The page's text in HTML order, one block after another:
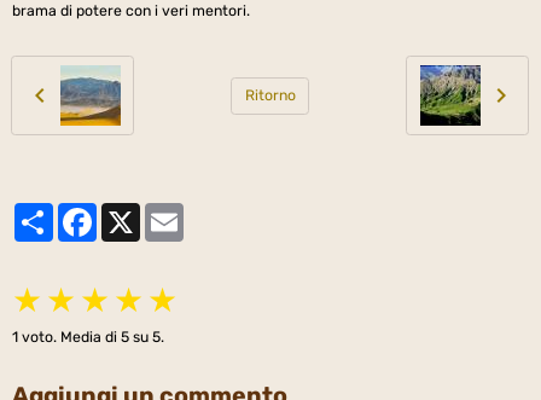
brama di potere con i veri mentori.
Ritorno
PartagerFacebook
★ ★ ★ ★ ★
1 voto. Media di 5 su 5.